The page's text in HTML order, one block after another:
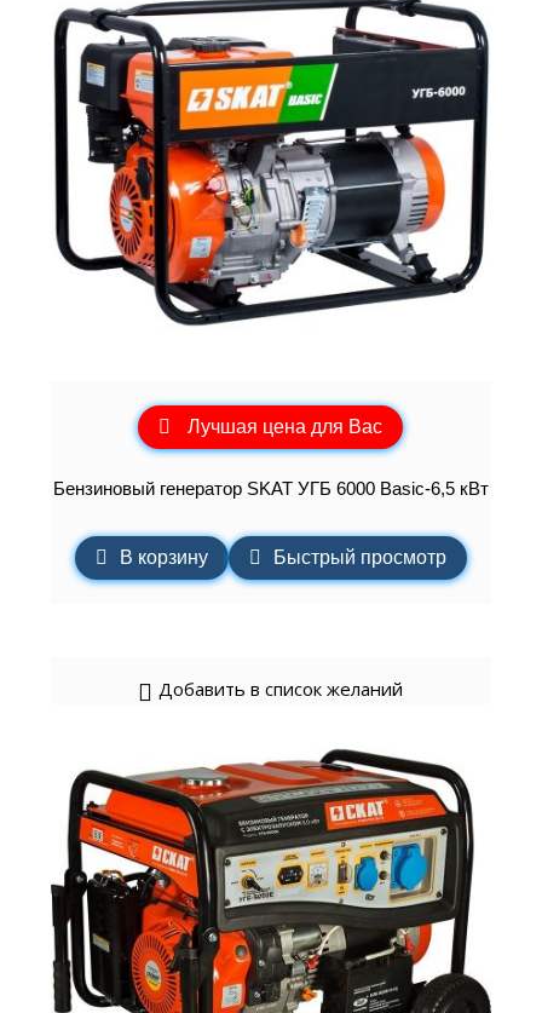
Лучшая цена для Вас
Бензиновый генератор SKAT УГБ 6000 Basic-6,5 кВт
В корзину Быстрый просмотр
Добавить в список желаний